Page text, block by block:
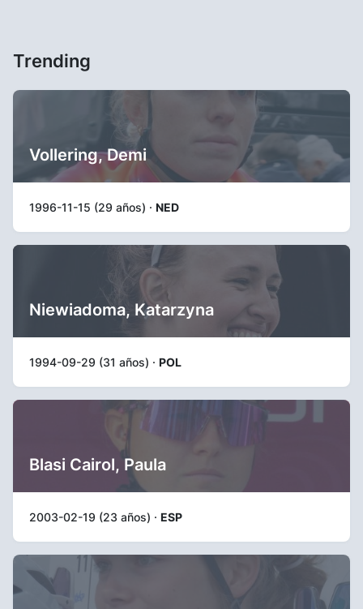
Trending
Vollering, Demi
1996-11-15 (29 años) · NED
Niewiadoma, Katarzyna
1994-09-29 (31 años) · POL
Blasi Cairol, Paula
2003-02-19 (23 años) · ESP